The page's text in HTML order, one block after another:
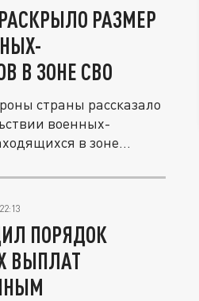
РАЗМЕР
В ЗОНЕ СВО
страны рассказало
военных-
в зоне...
ПОРЯДОК
ВЫПЛАТ